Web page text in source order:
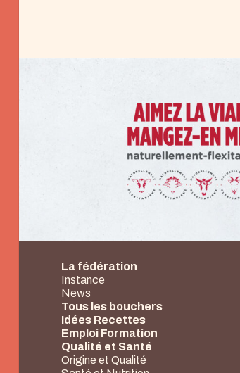
La fédération
Instance
News
Tous les bouchers
Idées Recettes
Emploi Formation
Qualité et Santé
Origine et Qualité